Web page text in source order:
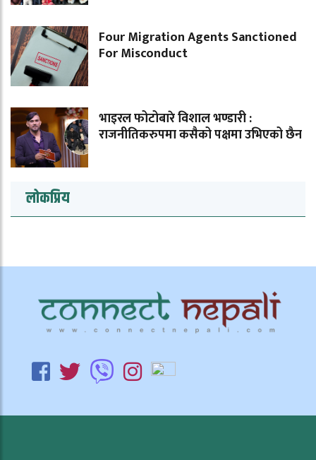
Four Migration Agents Sanctioned
For Misconduct
भाइरल फोटोबारे विशाल भण्डारी :
राजनीतिकरुपमा कसैको पक्षमा उभिएको छैन
लोकप्रिय